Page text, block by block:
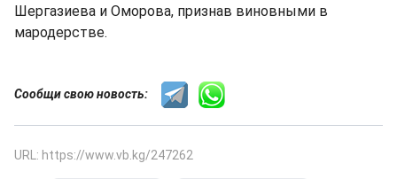
Шергазиева и Оморова, признав виновными в
мародерстве.
Сообщи свою новость:
URL: https://www.vb.kg/247262